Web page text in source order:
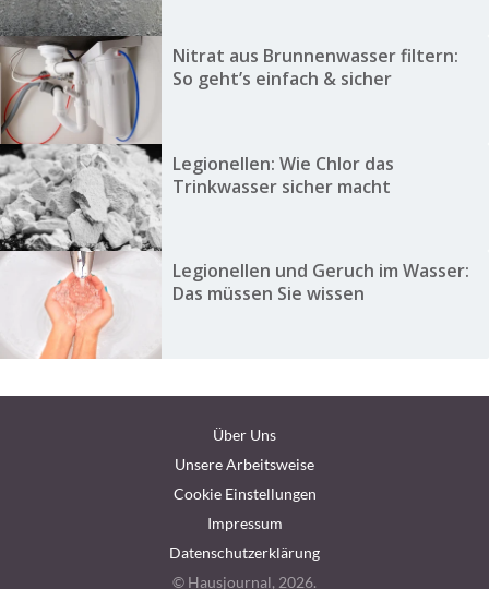
Nitrat aus Brunnenwasser filtern:
So geht’s einfach & sicher
Legionellen: Wie Chlor das
Trinkwasser sicher macht
Legionellen und Geruch im Wasser:
Das müssen Sie wissen
Über Uns
Unsere Arbeitsweise
Cookie Einstellungen
Impressum
Datenschutzerklärung
© Hausjournal, 2026.